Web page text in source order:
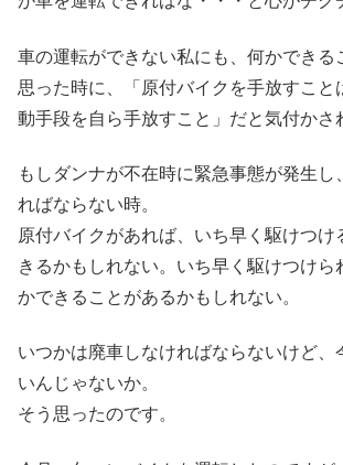
車の運転ができない私にも、何かできる
思った時に、「原付バイクを手放すこと
動手段を自ら手放すこと」だと気付かさ
もしダンナが不在時に緊急事態が発生し
ればならない時。
原付バイクがあれば、いち早く駆けつけ
きるかもしれない。いち早く駆けつけら
かできることがあるかもしれない。
いつかは廃車しなければならないけど、
いんじゃないか。
そう思ったのです。